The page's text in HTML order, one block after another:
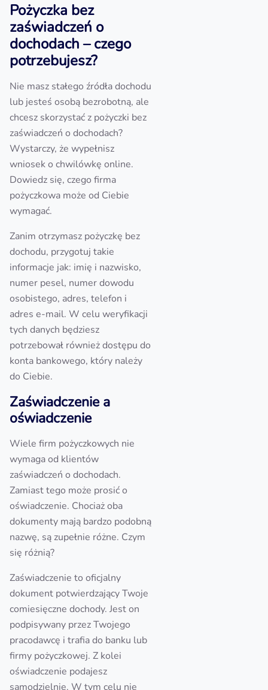
Pożyczka bez
zaświadczeń o
dochodach – czego
potrzebujesz?
Nie masz stałego źródła dochodu
lub jesteś osobą bezrobotną, ale
chcesz skorzystać z pożyczki bez
zaświadczeń o dochodach?
Wystarczy, że wypełnisz
wniosek o chwilówkę online.
Dowiedz się, czego firma
pożyczkowa może od Ciebie
wymagać.
Zanim otrzymasz pożyczkę bez
dochodu, przygotuj takie
informacje jak: imię i nazwisko,
numer pesel, numer dowodu
osobistego, adres, telefon i
adres e-mail. W celu weryfikacji
tych danych będziesz
potrzebował również dostępu do
konta bankowego, który należy
do Ciebie.
Zaświadczenie a
oświadczenie
Wiele firm pożyczkowych nie
wymaga od klientów
zaświadczeń o dochodach.
Zamiast tego może prosić o
oświadczenie. Chociaż oba
dokumenty mają bardzo podobną
nazwę, są zupełnie różne. Czym
się różnią?
Zaświadczenie to oficjalny
dokument potwierdzający Twoje
comiesięczne dochody. Jest on
podpisywany przez Twojego
pracodawcę i trafia do banku lub
firmy pożyczkowej. Z kolei
oświadczenie podajesz
samodzielnie. W tym celu nie